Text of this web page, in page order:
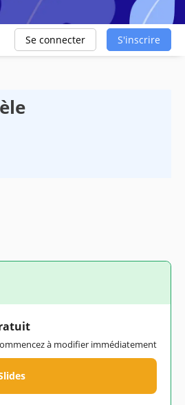
Se connecter S'inscrire
à modifier immédiatement